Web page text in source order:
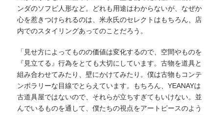
ンダのソフビ人形など。どれも用途はわからないが、なぜか
心を惹きつけられるのは、米永氏のセレクトはもちろん、店
内でのスタイリングあってのことだろう。
「見せ方によってものの価値は変化するので、空間やものを
『見立てる』行為をとても大切にしています。古物を道具と
組み合わせてみたり、壁にかけてみたり。僕は古物もコンテ
ンポラリーな目線でとらえています。もちろん、YEANAYは
古道具屋ではないので、それらが立ちすぎてもいけない。並
んでいるものを通して、僕たちの視点をアートピースのよう